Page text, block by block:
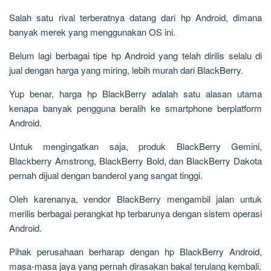
Salah satu rival terberatnya datang dari hp Android, dimana
banyak merek yang menggunakan OS ini.
Belum lagi berbagai tipe hp Android yang telah dirilis selalu di
jual dengan harga yang miring, lebih murah dari BlackBerry.
Yup benar, harga hp BlackBerry adalah satu alasan utama
kenapa banyak pengguna beralih ke smartphone berplatform
Android.
Untuk mengingatkan saja, produk BlackBerry Gemini,
Blackberry Amstrong, BlackBerry Bold, dan BlackBerry Dakota
pernah dijual dengan banderol yang sangat tinggi.
Oleh karenanya, vendor BlackBerry mengambil jalan untuk
merilis berbagai perangkat hp terbarunya dengan sistem operasi
Android.
Pihak perusahaan berharap dengan hp BlackBerry Android,
masa-masa jaya yang pernah dirasakan bakal terulang kembali.